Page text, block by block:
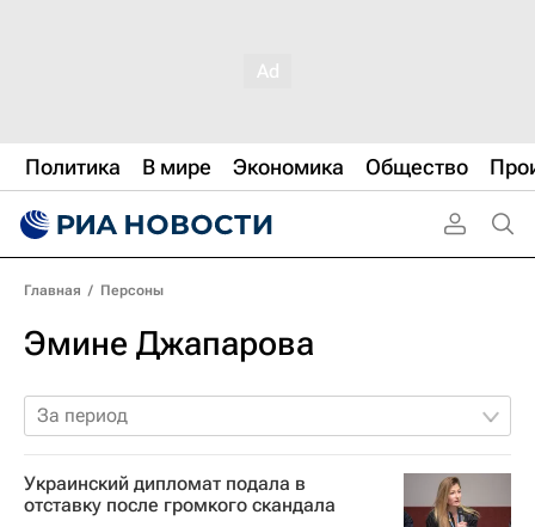
Политика В мире Экономика Общество
Главная / Персоны
Эмине Джапарова
За период
Украинский дипломат подала в
отставку после громкого скандала